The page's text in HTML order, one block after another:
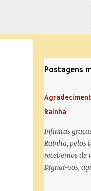
Postagens
Rainha
Infinitas
Rainha, pelos
recebemos de
Dignai-vos,